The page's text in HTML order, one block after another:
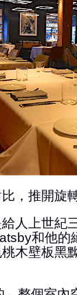
，推開旋
人上世紀
和他
木壁板黑